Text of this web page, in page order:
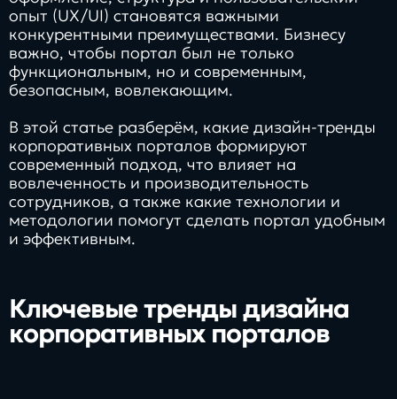
опыт (UX/UI) становятся важными
конкурентными преимуществами. Бизнесу
важно, чтобы портал был не только
функциональным, но и современным,
безопасным, вовлекающим.
В этой статье разберём, какие дизайн-тренды
корпоративных порталов формируют
современный подход, что влияет на
вовлеченность и производительность
сотрудников, а также какие технологии и
методологии помогут сделать портал удобным
и эффективным.
Ключевые тренды дизайна
корпоративных порталов